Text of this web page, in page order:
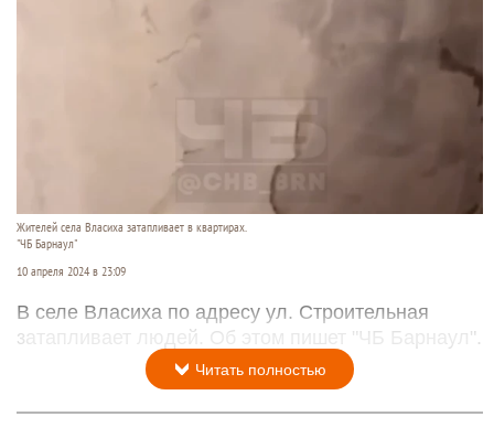
Жителей села Власиха затапливает в квартирах.
"ЧБ Барнаул"
10 апреля 2024 в 23:09
В селе Власиха по адресу ул. Строительная
затапливает людей. Об этом пишет "ЧБ Барнаул".
Читать полностью